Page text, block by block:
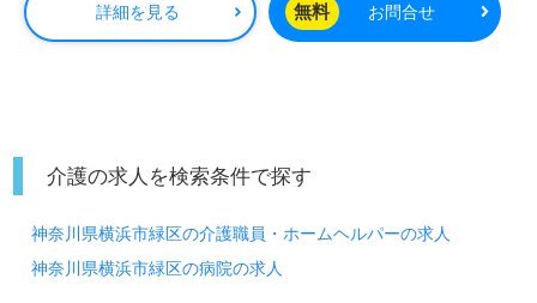
詳細を見る 無料 お問合せ
介護の求人を検索条件で探す
神奈川県横浜市緑区の介護職員・ホームヘルパーの求人
神奈川県横浜市緑区の病院の求人